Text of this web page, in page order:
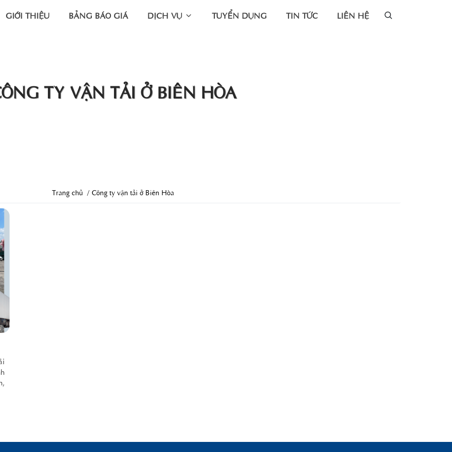
GIỚI THIỆU BẢNG BÁO GIÁ DỊCH VỤ TUYỂN DỤNG TIN TỨC LIÊN HỆ
TY VẬN TẢI Ở BIÊN HÒA
Trang chủ Công ty vận tải ở Biên Hòa